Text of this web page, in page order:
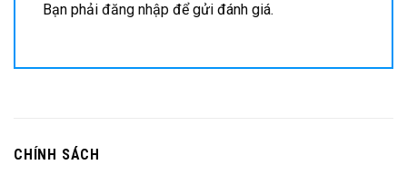
Bạn phải đăng nhập để gửi đánh giá.
CHÍNH SÁCH